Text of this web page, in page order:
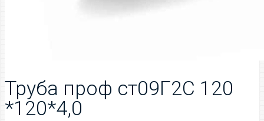
Труба проф ст09Г2С 120
*120*4,0